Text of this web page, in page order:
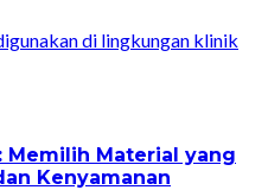
Memilih Material yang
Kenyamanan